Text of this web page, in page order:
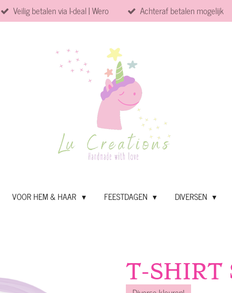
Veilig betalen via I-deal | Wero Achteraf betalen mogelijk
VOOR HEM & HAAR FEESTDAGEN DIVERSEN
T-SHIRT